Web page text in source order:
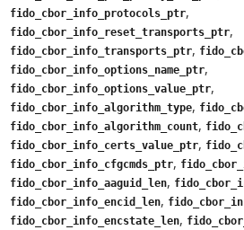
fido_cbor_info_protocols_ptr,
fido_cbor_info_reset_transports_ptr,
fido_cbor_info_transports_ptr,
fido_cbor_info_options_name_ptr,
fido_cbor_info_options_value_ptr,
fido_cbor_info_algorithm_type,
fido_cbor_info_algorithm_count,
fido_cbor_info_certs_value_ptr,
fido_cbor_info_cfgcmds_ptr,
fido_cbor_info_aaguid_len,
fido_cbor_info_encid_len,
fido_cbor_info_encstate_len,